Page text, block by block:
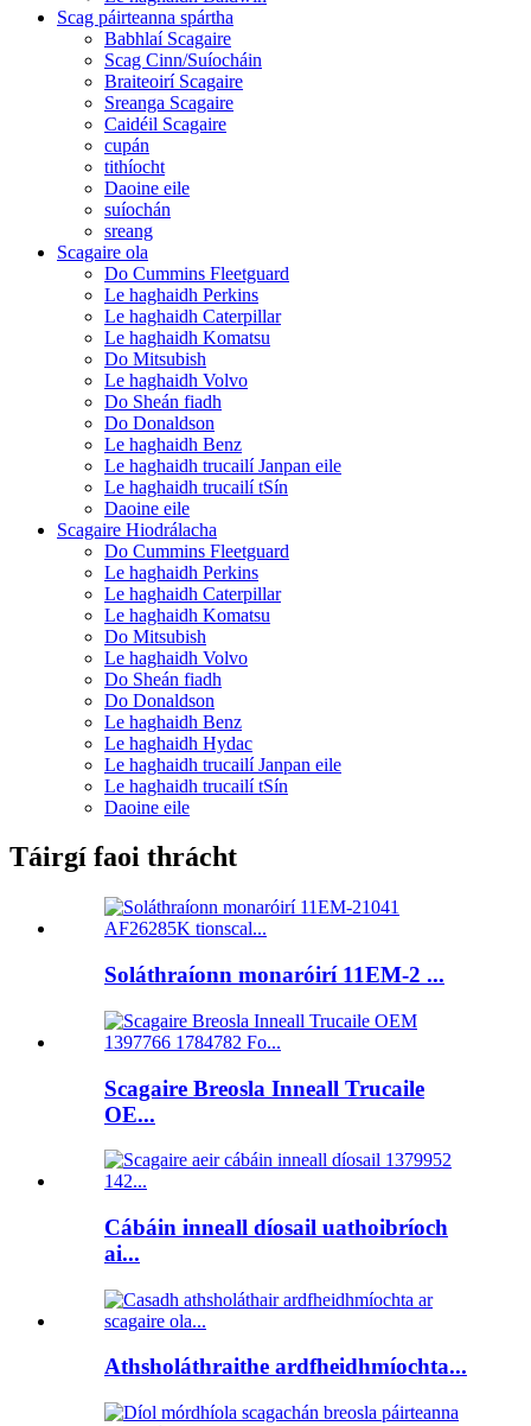
Scag páirteanna spártha
Babhlaí Scagaire
Scag Cinn/Suíocháin
Braiteoirí Scagaire
Sreanga Scagaire
Caidéil Scagaire
cupán
tithíocht
Daoine eile
suíochán
sreang
Scagaire ola
Do Cummins Fleetguard
Le haghaidh Perkins
Le haghaidh Caterpillar
Le haghaidh Komatsu
Do Mitsubish
Le haghaidh Volvo
Do Sheán fiadh
Do Donaldson
Le haghaidh Benz
Le haghaidh trucailí Janpan eile
Le haghaidh trucailí tSín
Daoine eile
Scagaire Hiodrálacha
Do Cummins Fleetguard
Le haghaidh Perkins
Le haghaidh Caterpillar
Le haghaidh Komatsu
Do Mitsubish
Le haghaidh Volvo
Do Sheán fiadh
Do Donaldson
Le haghaidh Benz
Le haghaidh Hydac
Le haghaidh trucailí Janpan eile
Le haghaidh trucailí tSín
Daoine eile
Táirgí faoi thrácht
Soláthraíonn monaróirí 11EM-2 ...
Scagaire Breosla Inneall Trucaile
OE...
Cábáin inneall díosail uathoibríoch
ai...
Athsholáthraithe ardfheidhmíochta...